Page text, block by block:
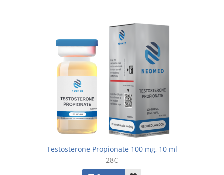
Testosterone Propionate 100 mg, 10 ml
28€